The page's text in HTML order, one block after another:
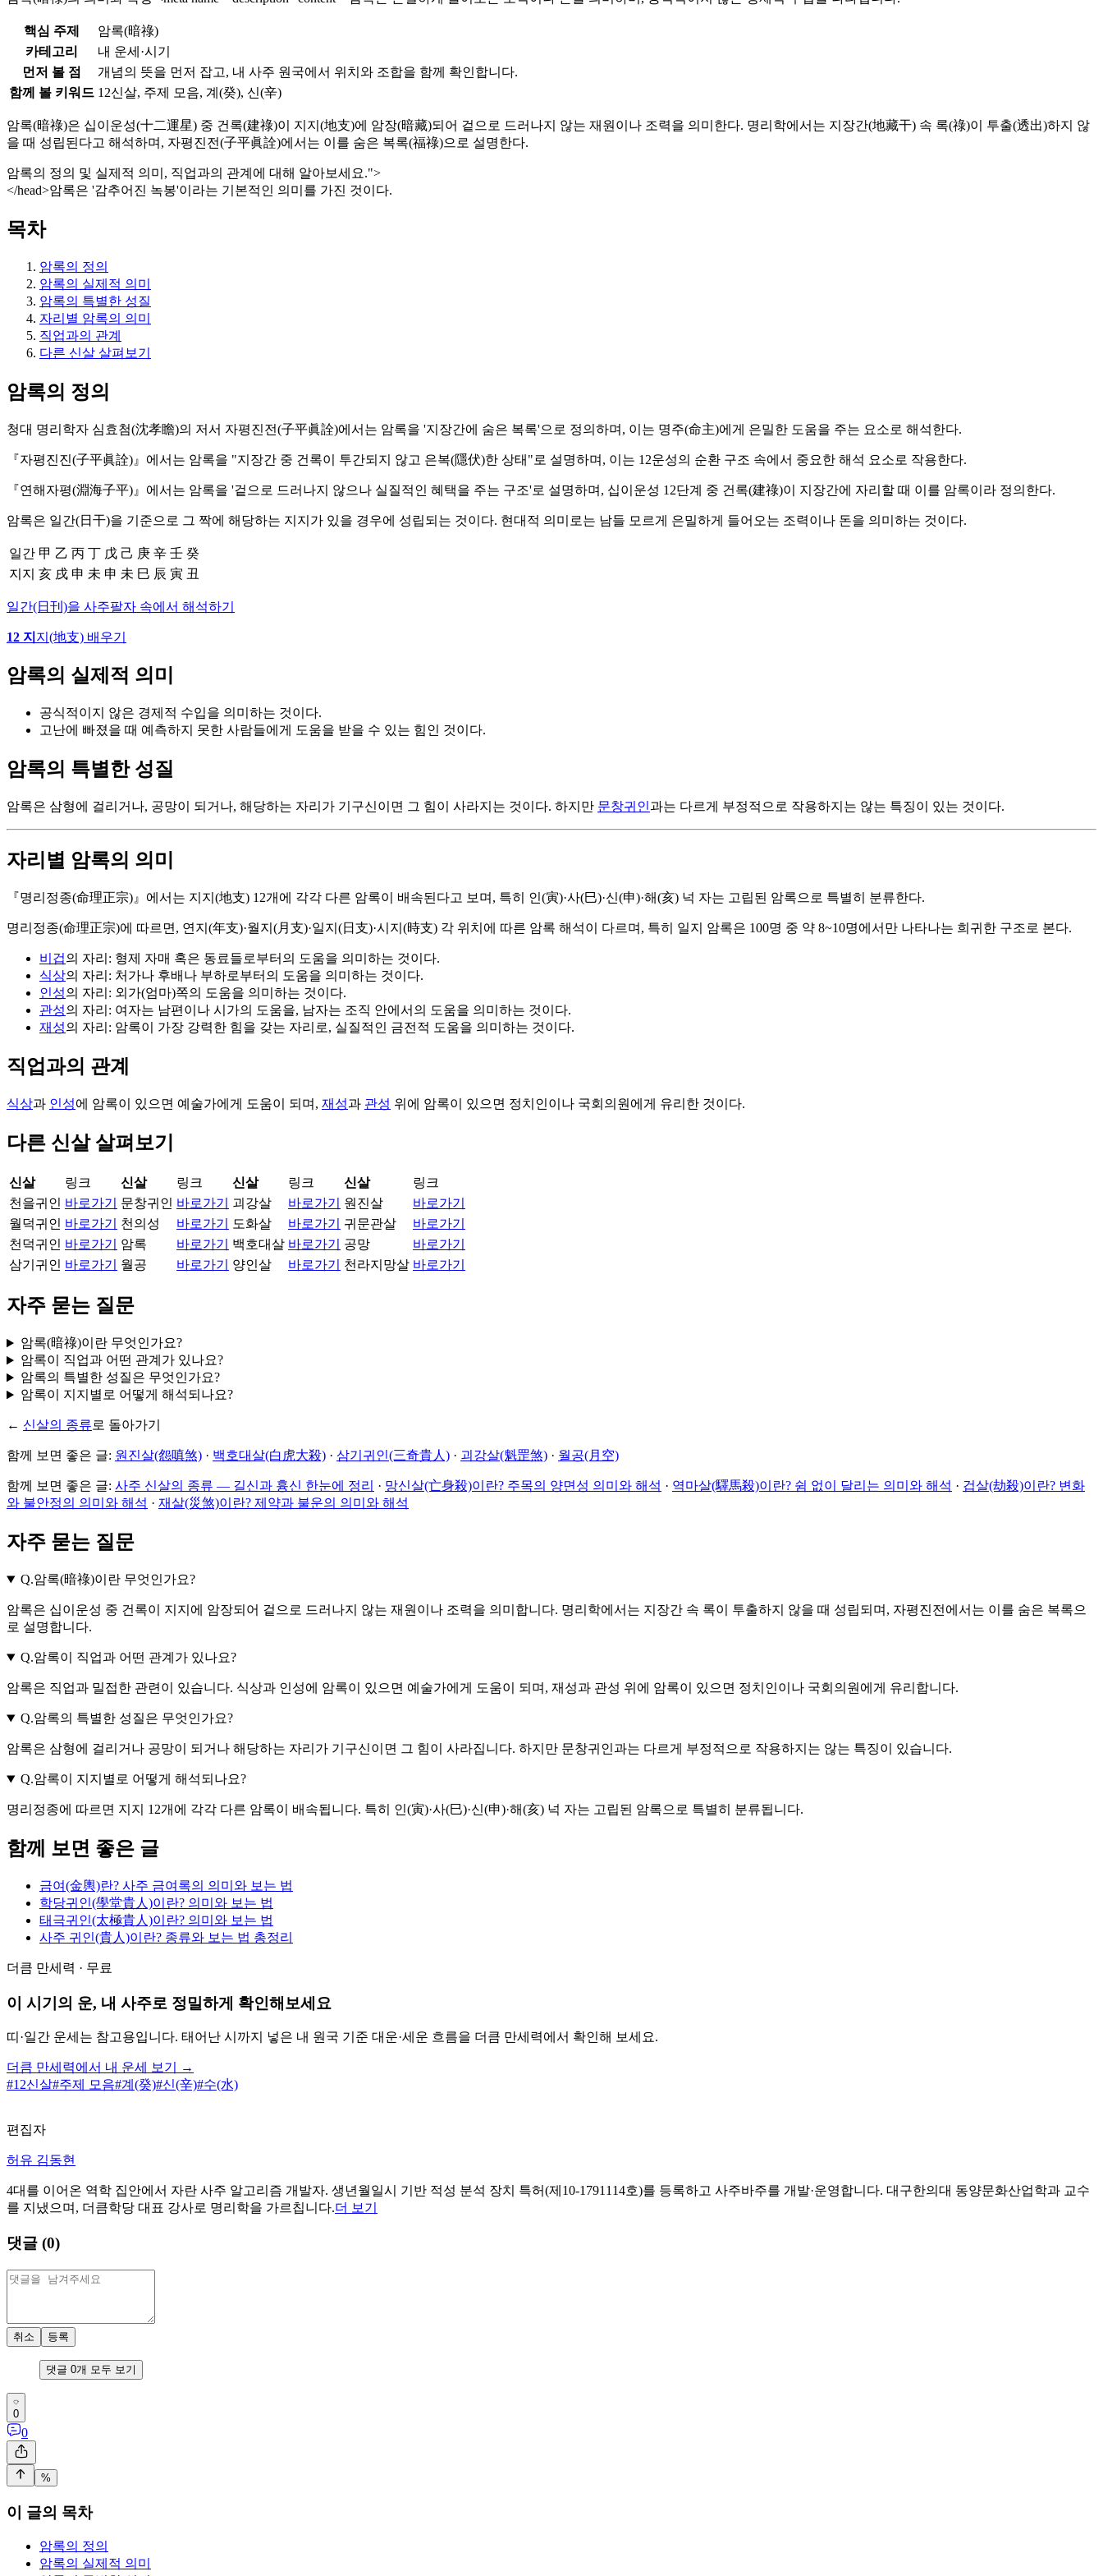
핵심 주제
암록(暗祿)
카테고리
내 운세·시기
먼저 볼 점
개념의 뜻을 먼저 잡고, 내 사주 원국에서 위치와 조합을 함께 확인합니다.
함께 볼 키워드 12신살, 주제 모음, 계(癸), 신(辛)
암록(暗祿)은 십이운성(十二運星) 중 건록(建祿)이 지지(地支)에 암장(暗藏)되어 겉으로 드러나지 않는 재원이나 조력을 의미한다. 명리학에서는 지장간(地藏干) 속 록(祿)이 투출(透出)하지 않
을 때 성립된다고 해석하며, 자평진전(子平眞詮)에서는 이를 숨은 복록(福祿)으로 설명한다.
암록의 정의 및 실제적 의미, 직업과의 관계에 대해 알아보세요.">
</head>암록은 '감추어진 녹봉'이라는 기본적인 의미를 가진 것이다.
목차
암록의 정의
암록의 실제적 의미
암록의 특별한 성질
자리별 암록의 의미
직업과의 관계
다른 신살 살펴보기
암록의 정의
청대 명리학자 심효첨(沈孝瞻)의 저서 자평진전(子平眞詮)에서는 암록을 '지장간에 숨은 복록'으로 정의하며, 이는 명주(命主)에게 은밀한 도움을 주는 요소로 해석한다.
『자평진진(子平眞詮)』에서는 암록을 "지장간 중 건록이 투간되지 않고 은복(隱伏)한 상태"로 설명하며, 이는 12운성의 순환 구조 속에서 중요한 해석 요소로 작용한다.
『연해자평(淵海子平)』에서는 암록을 '겉으로 드러나지 않으나 실질적인 혜택을 주는 구조'로 설명하며, 십이운성 12단계 중 건록(建祿)이 지장간에 자리할 때 이를 암록이라 정의한다.
암록은 일간(日干)을 기준으로 그 짝에 해당하는 지지가 있을 경우에 성립되는 것이다. 현대적 의미로는 남들 모르게 은밀하게 들어오는 조력이나 돈을 의미하는 것이다.
일간 甲 乙 丙 丁 戊 己 庚 辛 壬 癸
지지 亥 戌 申 未 申 未 巳 辰 寅 丑
일간(日刊)을 사주팔자 속에서 해석하기
12 지 지(地支) 배우기
암록의 실제적 의미
공식적이지 않은 경제적 수입을 의미하는 것이다.
고난에 빠졌을 때 예측하지 못한 사람들에게 도움을 받을 수 있는 힘인 것이다.
암록의 특별한 성질
암록은 삼형에 걸리거나, 공망이 되거나, 해당하는 자리가 기구신이면 그 힘이 사라지는 것이다. 하지만 문창귀인과는 다르게 부정적으로 작용하지는 않는 특징이 있는 것이다.
자리별 암록의 의미
『명리정종(命理正宗)』에서는 지지(地支) 12개에 각각 다른 암록이 배속된다고 보며, 특히 인(寅)·사(巳)·신(申)·해(亥) 넉 자는 고립된 암록으로 특별히 분류한다.
명리정종(命理正宗)에 따르면, 연지(年支)·월지(月支)·일지(日支)·시지(時支) 각 위치에 따른 암록 해석이 다르며, 특히 일지 암록은 100명 중 약 8~10명에서만 나타나는 희귀한 구조로 본다.
비겁의 자리: 형제 자매 혹은 동료들로부터의 도움을 의미하는 것이다.
식상의 자리: 처가나 후배나 부하로부터의 도움을 의미하는 것이다.
인성의 자리: 외가(엄마)쪽의 도움을 의미하는 것이다.
관성의 자리: 여자는 남편이나 시가의 도움을, 남자는 조직 안에서의 도움을 의미하는 것이다.
재성의 자리: 암록이 가장 강력한 힘을 갖는 자리로, 실질적인 금전적 도움을 의미하는 것이다.
직업과의 관계
식상과 인성에 암록이 있으면 예술가에게 도움이 되며, 재성과 관성 위에 암록이 있으면 정치인이나 국회의원에게 유리한 것이다.
다른 신살 살펴보기
신살 링크 신살 링크 신살 링크 신살
링크
천을귀인 바로가기 문창귀인 바로가기 괴강살 바로가기 원진살
바로가기
월덕귀인 바로가기 천의성 바로가기 도화살 바로가기 귀문관살
바로가기
천덕귀인 바로가기 암록 바로가기 백호대살 바로가기 공망
바로가기
삼기귀인 바로가기 월공 바로가기 양인살 바로가기 천라지망살 바로가기
자주 묻는 질문
암록(暗祿)이란 무엇인가요?
암록이 직업과 어떤 관계가 있나요?
암록의 특별한 성질은 무엇인가요?
암록이 지지별로 어떻게 해석되나요?
← 신살의 종류로 돌아가기
함께 보면 좋은 글: 원진살(怨嗔煞) · 백호대살(白虎大殺) · 삼기귀인(三奇貴人) · 괴강살(魁罡煞) · 월공(月空)
함께 보면 좋은 글: 사주 신살의 종류 — 길신과 흉신 한눈에 정리 · 망신살(亡身殺)이란? 주목의 양면성 의미와 해석 · 역마살(驛馬殺)이란? 쉼 없이 달리는 의미와 해석 · 겁살(劫殺)이란? 변화
와 불안정의 의미와 해석 · 재살(災煞)이란? 제약과 불운의 의미와 해석
자주 묻는 질문
Q.암록(暗祿)이란 무엇인가요?
암록은 십이운성 중 건록이 지지에 암장되어 겉으로 드러나지 않는 재원이나 조력을 의미합니다. 명리학에서는 지장간 속 록이 투출하지 않을 때 성립되며, 자평진전에서는 이를 숨은 복록으
로 설명합니다.
Q.암록이 직업과 어떤 관계가 있나요?
암록은 직업과 밀접한 관련이 있습니다. 식상과 인성에 암록이 있으면 예술가에게 도움이 되며, 재성과 관성 위에 암록이 있으면 정치인이나 국회의원에게 유리합니다.
Q.암록의 특별한 성질은 무엇인가요?
암록은 삼형에 걸리거나 공망이 되거나 해당하는 자리가 기구신이면 그 힘이 사라집니다. 하지만 문창귀인과는 다르게 부정적으로 작용하지는 않는 특징이 있습니다.
Q.암록이 지지별로 어떻게 해석되나요?
명리정종에 따르면 지지 12개에 각각 다른 암록이 배속됩니다. 특히 인(寅)·사(巳)·신(申)·해(亥) 넉 자는 고립된 암록으로 특별히 분류됩니다.
함께 보면 좋은 글
금여(金輿)란? 사주 금여록의 의미와 보는 법
학당귀인(學堂貴人)이란? 의미와 보는 법
태극귀인(太極貴人)이란? 의미와 보는 법
사주 귀인(貴人)이란? 종류와 보는 법 총정리
더큼 만세력 · 무료
이 시기의 운, 내 사주로 정밀하게 확인해보세요
띠·일간 운세는 참고용입니다. 태어난 시까지 넣은 내 원국 기준 대운·세운 흐름을 더큼 만세력에서 확인해 보세요.
더큼 만세력에서 내 운세 보기 →
#12신살#주제 모음#계(癸)#신(辛)#수(水)
편집자
허유 김동현
4대를 이어온 역학 집안에서 자란 사주 알고리즘 개발자. 생년월일시 기반 적성 분석 장치 특허(제10-1791114호)를 등록하고 사주바주를 개발·운영합니다. 대구한의대 동양문화산업학과 교수
를 지냈으며, 더큼학당 대표 강사로 명리학을 가르칩니다.더 보기
댓글 (0)
취소 등록
댓글 0개 모두 보기
0
0
%
이 글의 목차
암록의 정의
암록의 실제적 의미